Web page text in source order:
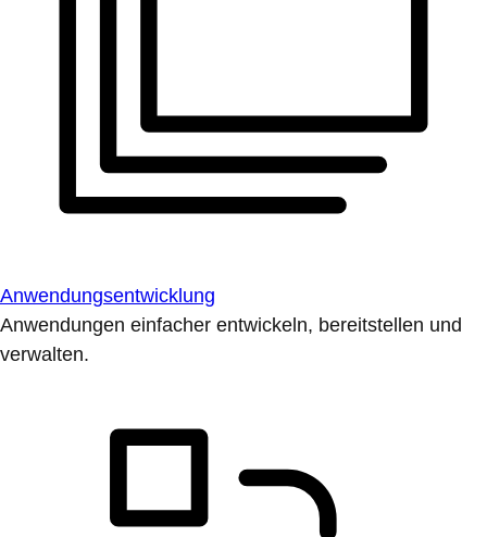
Anwendungsentwicklung
Anwendungen einfacher entwickeln, bereitstellen und
verwalten.